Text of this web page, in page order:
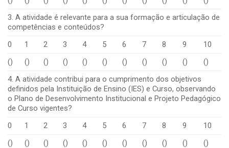
3. A atividade é relevante para a sua formação e articulação de
competências e conteúdos?
0
1 2 3 4 5 6 7 8 9
10
()
() () () () () () () () ()
()
4. A atividade contribui para o cumprimento dos objetivos
definidos pela Instituição de Ensino (IES) e Curso, observando
o Plano de Desenvolvimento Institucional e Projeto Pedagógico
de Curso vigentes?
0
1 2 3 4 5 6 7 8 9
10
()
() () () () () () () () ()
()